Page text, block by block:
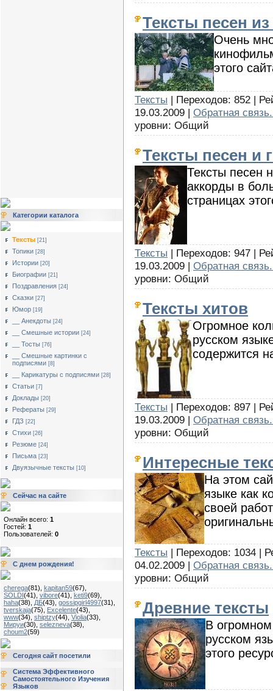
Категории каталога
Тексты [21]
Топики [28]
Истории [20]
Биографии [21]
Поздравления [24]
Сказки [27]
Юмор [19]
__ Анекдоты [24]
__ Смешные истории [24]
__ Тосты [76]
__ Смешные картинки с
подписями [8]
__ Карикатуры с подписями [28]
Статьи [7]
Доклады [20]
Рефераты [29]
ГДЗ [22]
Стихи [26]
Резюме [24]
Письма [23]
Двуязычные тексты [10]
Сейчас на сайте
Онлайн всего: 1
Гостей: 1
Пользователей: 0
С днем рождения!
cherega(81) kapitan59(67)
SOLDI(41) vibore(41) keti9(69)
haha(38) ДБ(43) gossipgirl4997(31)
tverskaja(75) Excelente(43)
www(34) shiptzy(44) Violia(33)
Мируи(30) selezneva(38)
choum2(59)
Сегодня сайт посетили
Система Эффективного
Самостоятельного Изучения
Языков
Тексты песен
Очень
этого
Тексты | Переходов: 852 |
19.03.2009 | Обратная
уровни: Общий
Тексты песен и
Тексты песен
аккорды в
страницах
Тексты | Переходов: 947 |
19.03.2009 | Обратная
уровни: Общий
Тексты хитов
Огромное
русском
содержится
Тексты | Переходов: 897 |
19.03.2009 | Обратная
уровни: Общий
Интересные
На этом
языке как
своей
Тексты | Переходов: 1034 |
04.02.2009 | Обратная
уровни: Общий
Древние тексты
В огромном
русском
этого